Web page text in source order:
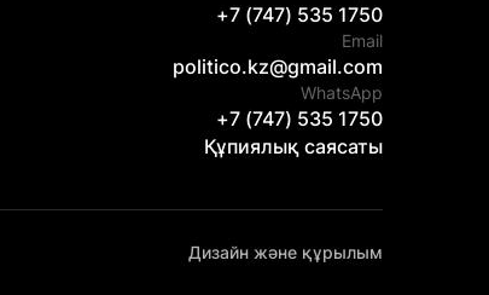
+7 (747) 535 1750
Email
politico.kz@gmail.com
WhatsApp
+7 (747) 535 1750
Құпиялық саясаты
Дизайн және құрылым